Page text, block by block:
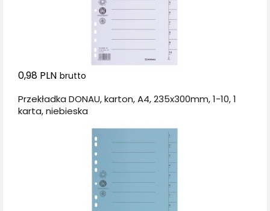
0,98 PLN brutto
Przekładka DONAU, karton, A4, 235x300mm, 1-10, 1
karta, niebieska